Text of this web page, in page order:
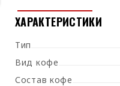
ХАРАКТЕРИСТИКИ
Тип
Вид кофе
Состав кофе